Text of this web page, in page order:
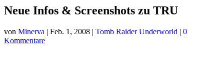
Neue Infos & Screenshots zu TRU
von Minerva | Feb. 1, 2008 | Tomb Raider Underworld | 0
Kommentare